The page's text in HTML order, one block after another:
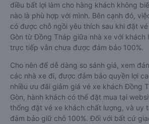
điều bất lợi làm cho hàng khách không
nào là phù hợp với mình. Bên cạnh đó,
có được chỗ ngồi yêu thích sau khi đặt
Gòn từ Đồng Tháp giữa nhà xe với khách
trực tiếp vẫn chưa được đảm bảo 100%.
Cho nên để dễ dàng so sánh giá, xem
các nhà xe đi, được đảm bảo quyền lợi
nhiều ưu đãi giảm giá vé xe khách Đồng
Gòn, hành khách có thể đặt mua tại
thống đặt vé xe khách chất lượng, và uy
đảm bảo giữ chỗ 100%. Đối với bất cứ